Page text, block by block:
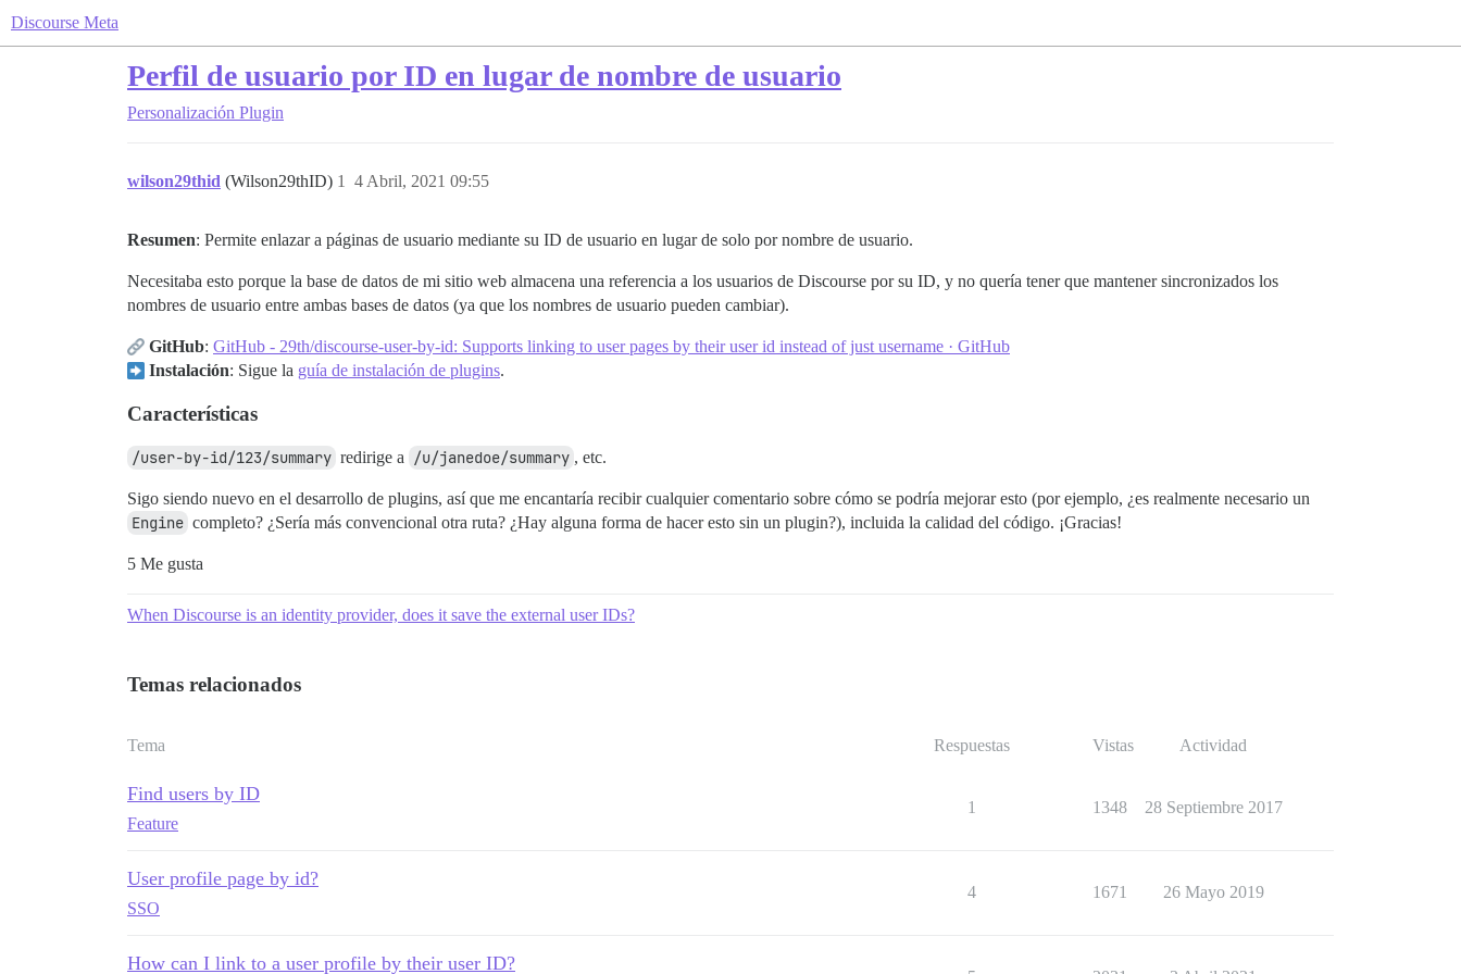
Discourse Meta
Perfil de usuario por ID en lugar de nombre de usuario
Personalización Plugin
wilson29thid (Wilson29thID) 4 Abril, 2021 09:55
1
Resumen: Permite enlazar a páginas de usuario mediante su ID de usuario en lugar de solo por nombre de usuario.
Necesitaba esto porque la base de datos de mi sitio web almacena una referencia a los usuarios de Discourse por su ID, y no quería tener que mantener sincronizados los
nombres de usuario entre ambas bases de datos (ya que los nombres de usuario pueden cambiar).
GitHub: GitHub - 29th/discourse-user-by-id: Supports linking to user pages by their user id instead of just username · GitHub
Instalación: Sigue la guía de instalación de plugins.
Características
/user-by-id/123/summary redirige a /u/janedoe/summary , etc.
Sigo siendo nuevo en el desarrollo de plugins, así que me encantaría recibir cualquier comentario sobre cómo se podría mejorar esto (por ejemplo, ¿es realmente necesario un
Engine completo? ¿Sería más convencional otra ruta? ¿Hay alguna forma de hacer esto sin un plugin?), incluida la calidad del código. ¡Gracias!
5 Me gusta
When Discourse is an identity provider, does it save the external user IDs?
Temas relacionados
Tema Respuestas Vistas Actividad
Find users by ID
Feature
1 1348 28 Septiembre 2017
User profile page by id?
SSO
4 1671 26 Mayo 2019
How can I link to a user profile by their user ID?